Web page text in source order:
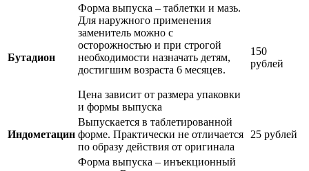
Бутадион
Форма выпуска – таблетки и мазь.
Для наружного применения
заменитель можно с
осторожностью и при строгой
необходимости назначать детям,
достигшим возраста 6 месяцев.
Цена зависит от размера упаковки
и формы выпуска
150
рублей
Индометацин
Выпускается в таблетированной
форме. Практически не отличается
по образу действия от оригинала
25 рублей
Форма выпуска – инъекционный